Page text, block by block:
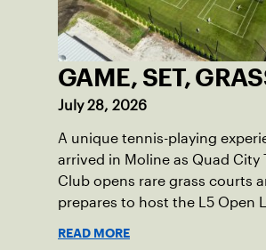
GAME, SET,
July 28, 2026
A unique tennis-playing
arrived in Moline as Quad City
Club opens rare grass courts
prepares to host the L5 Open
READ MORE